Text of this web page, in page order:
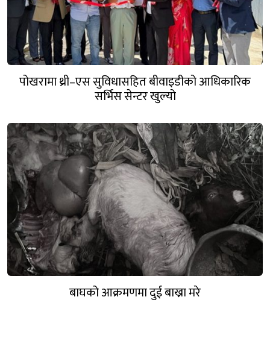
पोखरामा थ्री–एस सुविधासहित बीवाइडीको आधिकारिक
सर्भिस सेन्टर खुल्यो
बाघको आक्रमणमा दुई बाख्रा मरे